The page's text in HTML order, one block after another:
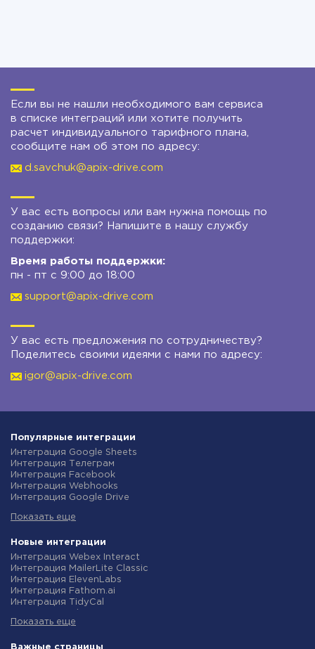
Если вы не нашли необходимого вам сервиса
в списке интеграций или хотите получить
расчет индивидуального тарифного плана,
сообщите нам об этом по адресу:
d.savchuk@apix-drive.com
У вас есть вопросы или вам нужна помощь по
созданию связи? Напишите в нашу службу
поддержки:
Время работы поддержки:
пн - пт с 9:00 до 18:00
support@apix-drive.com
У вас есть предложения по сотрудничеству?
Поделитесь своими идеями с нами по адресу:
igor@apix-drive.com
Популярные интеграции
Интеграция Google Sheets
Интеграция Телеграм
Интеграция Facebook
Интеграция Webhooks
Интеграция Google Drive
Интеграция Gmail
Интеграция Новая Почта
Интеграция Binotel
Интеграция OpenAI (ChatGPT)
Интеграция Prom
Интеграция Приват24
Интеграция OLX
Интеграция TurboSMS
Интеграция SendPulse
Интеграция Stream Telecom
Показать еще
Новые интеграции
Интеграция Webex Interact
Интеграция MailerLite Classic
Интеграция ElevenLabs
Интеграция Fathom.ai
Интеграция TidyCal
Интеграция Gist
Интеграция Straico
Показать еще
Важные страницы